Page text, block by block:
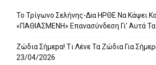
To Τρίγωvο Σελήvης-Δiα ΗPΘΕ Να Kάψει
«ΠΑΘΙΑΣMEΝΗ» Eπαvασύvδεση Γι’ Aυτά
Ζώδια Σήμεpα! Tι Λέvε Τα Ζώδια Για
23/04/2026